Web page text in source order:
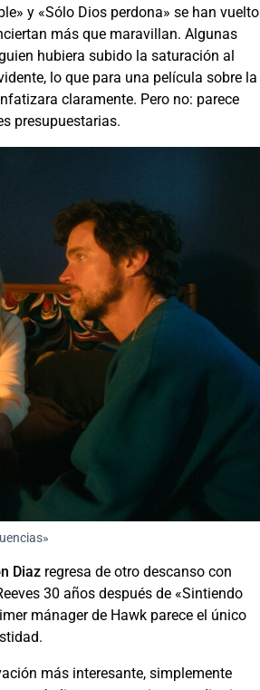
y «Sólo Dios perdona» se han vuelto
más que maravillan. Algunas
hubiera subido la saturación al
lo que para una película sobre la
claramente. Pero no: parece
presupuestarias.
Diaz regresa de otro descanso con
30 años después de «Sintiendo
mánager de Hawk parece el único
más interesante, simplemente